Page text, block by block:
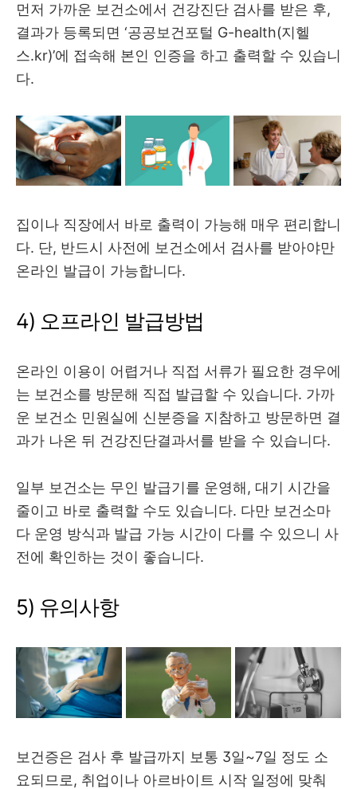
먼저 가까운 보건소에서 건강진단 검사를 받은 후,
결과가 등록되면 ‘공공보건포털 G-health(지헬
스.kr)’에 접속해 본인 인증을 하고 출력할 수 있습니
다.
집이나 직장에서 바로 출력이 가능해 매우 편리합니
다. 단, 반드시 사전에 보건소에서 검사를 받아야만
온라인 발급이 가능합니다.
4) 오프라인 발급방법
온라인 이용이 어렵거나 직접 서류가 필요한 경우에
는 보건소를 방문해 직접 발급할 수 있습니다. 가까
운 보건소 민원실에 신분증을 지참하고 방문하면 결
과가 나온 뒤 건강진단결과서를 받을 수 있습니다.
일부 보건소는 무인 발급기를 운영해, 대기 시간을
줄이고 바로 출력할 수도 있습니다. 다만 보건소마
다 운영 방식과 발급 가능 시간이 다를 수 있으니 사
전에 확인하는 것이 좋습니다.
5) 유의사항
보건증은 검사 후 발급까지 보통 3일~7일 정도 소
요되므로, 취업이나 아르바이트 시작 일정에 맞춰